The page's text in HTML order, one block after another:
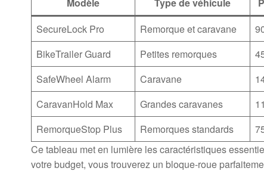
SecureLock Pro
Remorque et caravane
BikeTrailer Guard
Petites remorques
SafeWheel Alarm
Caravane
CaravanHold Max
Grandes caravanes
RemorqueStop Plus
Remorques standards
Ce tableau met en lumière les caractéristiques
votre budget, vous trouverez un bloque-roue